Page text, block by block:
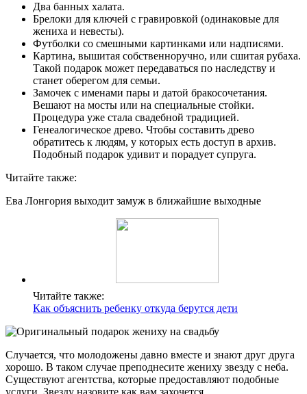
Два банных халата.
Брелоки для ключей с гравировкой (одинаковые для
жениха и невесты).
Футболки со смешными картинками или надписями.
Картина, вышитая собственноручно, или сшитая рубаха.
Такой подарок может передаваться по наследству и
станет оберегом для семьи.
Замочек с именами пары и датой бракосочетания.
Вешают на мосты или на специальные стойки.
Процедура уже стала свадебной традицией.
Генеалогическое древо. Чтобы составить древо
обратитесь к людям, у которых есть доступ в архив.
Подобный подарок удивит и порадует супруга.
Читайте также:
Ева Лонгория выходит замуж в ближайшие выходные
Читайте также:
Как объяснить ребенку откуда берутся дети
Случается, что молодожены давно вместе и знают друг друга
хорошо. В таком случае преподнесите жениху звезду с неба.
Существуют агентства, которые предоставляют подобные
услуги. Звезду назовите как вам захочется.